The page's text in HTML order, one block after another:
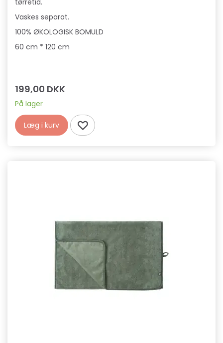
tørretid.
Vaskes separat.
100% ØKOLOGISK BOMULD
60 cm * 120 cm
199,00 DKK
På lager
Læg i kurv